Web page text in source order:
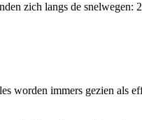
zich langs de
worden immers gezien als